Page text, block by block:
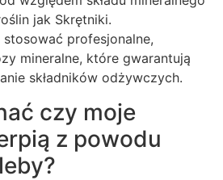
jak Skrętniki.
profesjonalne,
mineralne, które gwarantują
składników odżywczych.
czy moje
z powodu